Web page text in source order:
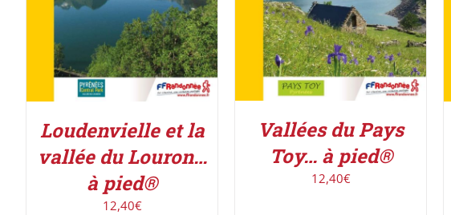
Loudenvielle et la
vallée du Louron…
à pied®
12,40€
Vallées du Pays
Toy… à pied®
12,40€